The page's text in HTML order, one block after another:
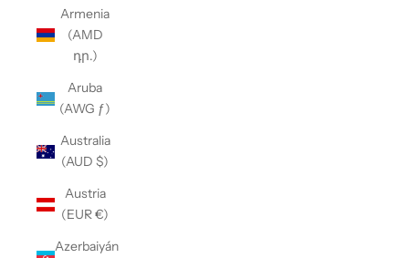
Armenia
(AMD
դր.)
Aruba
(AWG ƒ)
Australia
(AUD $)
Austria
(EUR €)
Azerbaiyán